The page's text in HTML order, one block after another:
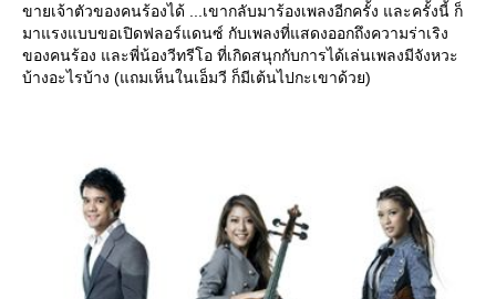
ขายเจ้าตัวของคนร้องได้ ...เขากลับมาร้องเพลงอีกครั้ง และครั้งนี้ ก็
มาแรงแบบขอเปิดฟลอร์แดนซ์ กับเพลงที่แสดงออกถึงความร่าเริง
ของคนร้อง และพี่น้องวีทรีโอ ที่เกิดสนุกกับการได้เล่นเพลงมีจังหวะ
บ้างอะไรบ้าง (แถมเห็นในเอ็มวี ก็มีเต้นไปกะเขาด้วย)